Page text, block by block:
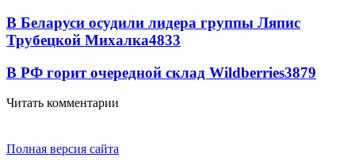
В Беларуси осудили лидера группы Ляпис
Трубецкой Михалка4833
В РФ горит очередной склад Wildberries3879
Читать комментарии
Полная версия сайта